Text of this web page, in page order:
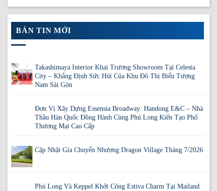
BẢN TIN MỚI
Takashimaya Interior Khai Trương Showroom Tại Celesta
City – Khẳng Định Sức Hút Của Khu Đô Thị Biểu Tượng
Nam Sài Gòn
Đơn Vị Xây Dựng Essensia Broadway: Handong E&C – Nhà
Thầu Hàn Quốc Đồng Hành Cùng Phú Long Kiến Tạo Phố
Thương Mại Cao Cấp
Cập Nhật Gía Chuyển Nhượng Dragon Village Tháng 7/2026
Phú Long Và Keppel Khởi Công Estiva Charm Tại Mailand